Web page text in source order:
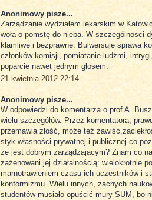
Anonimowy pisze...
Zarządzanie wydziałem lekarskim w
woła o pomstę do nieba. W szczególnosci
kłamliwe i bezprawne. Bulwersuje sprawa
członków komisji, pomiatanie ludżmi,
poparcie nawet jednym głosem.
21 kwietnia 2012 22:14
Anonimowy pisze...
W odpowiedzi do komentarza o prof A.
wielu szczegółów. Przez komentatora,
przemawia złość, może też
styk własności prywatnej i publicznej co
ze jest dobrym zarządzającym? Znam co
zażenowani jej działalnością: wielokrotnie
marnotrawieniem czasu ich uczestników i
konformizmu. Wielu innych, zacnych
studentów musiało opuścić mury SUM, bo